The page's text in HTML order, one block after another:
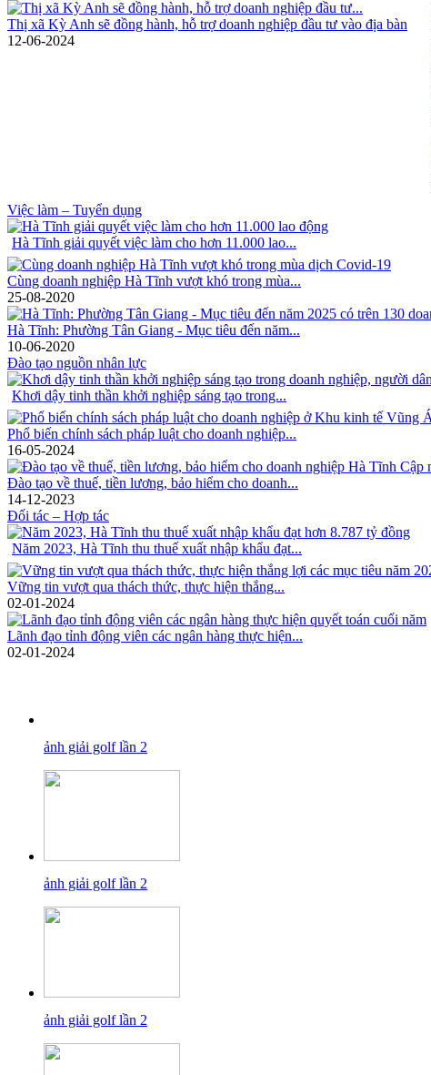
Thị xã Kỳ Anh sẽ đồng hành, hỗ trợ doanh nghiệp đầu tư vào địa bàn
12-06-2024
Việc làm – Tuyển dụng
Hà Tĩnh giải quyết việc làm cho hơn 11.000 lao...
Cùng doanh nghiệp Hà Tĩnh vượt khó trong mùa...
25-08-2020
Hà Tĩnh: Phường Tân Giang - Mục tiêu đến năm...
10-06-2020
Đào tạo nguồn nhân lực
Khơi dậy tinh thần khởi nghiệp sáng tạo trong...
Phổ biến chính sách pháp luật cho doanh nghiệp...
16-05-2024
Đào tạo về thuế, tiền lương, bảo hiểm cho doanh...
14-12-2023
Đối tác – Hợp tác
Năm 2023, Hà Tĩnh thu thuế xuất nhập khẩu đạt...
Vững tin vượt qua thách thức, thực hiện thắng...
02-01-2024
Lãnh đạo tỉnh động viên các ngân hàng thực hiện...
02-01-2024
ảnh giải golf lần 2
ảnh giải golf lần 2
ảnh giải golf lần 2